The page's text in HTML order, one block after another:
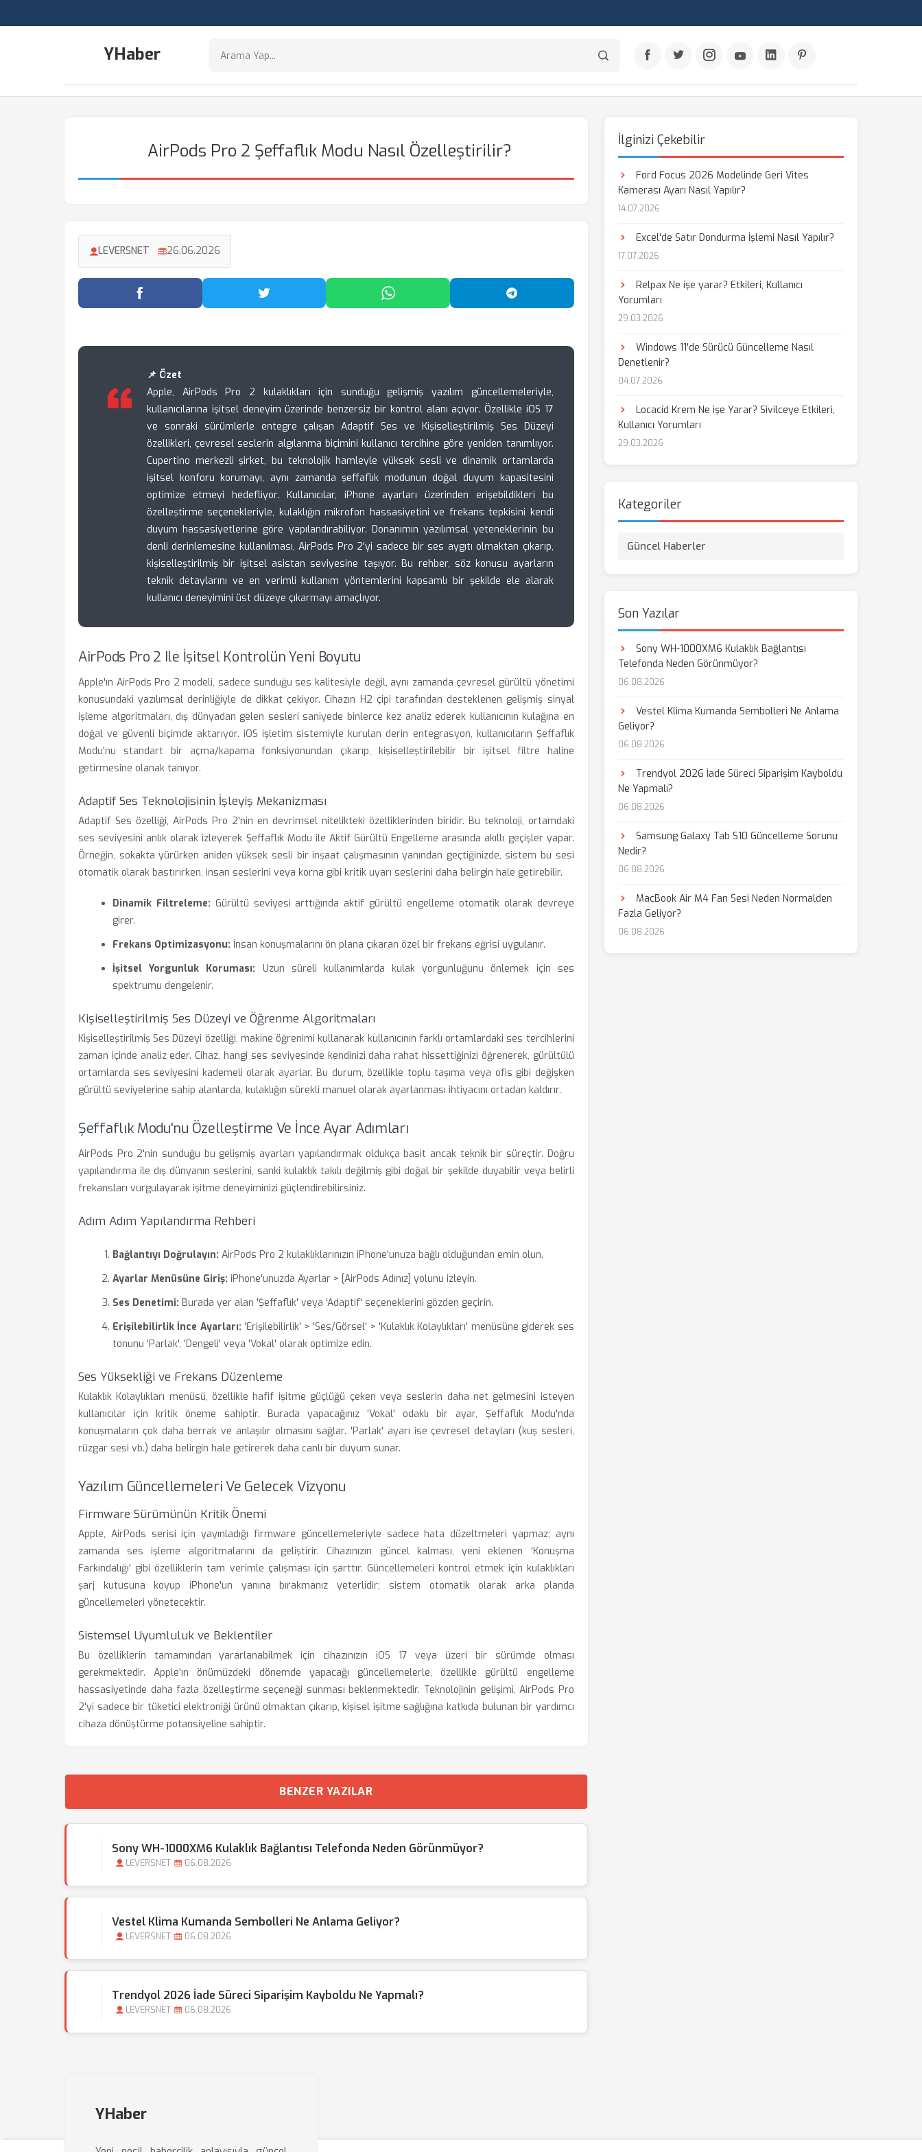
YHaber
AirPods Pro 2 Şeffaflık Modu Nasıl Özelleştirilir?
LEVERSNET 26.06.2026
Facebook'ta Paylaş Twitter'da Paylaş WhatsApp'ta Paylaş Telegram'da Paylaş
📌 Özet
Apple, AirPods Pro 2 kulaklıkları için sunduğu gelişmiş yazılım güncellemeleriyle,
kullanıcılarına işitsel deneyim üzerinde benzersiz bir kontrol alanı açıyor. Özellikle iOS 17
ve sonraki sürümlerle entegre çalışan Adaptif Ses ve Kişiselleştirilmiş Ses Düzeyi
özellikleri, çevresel seslerin algılanma biçimini kullanıcı tercihine göre yeniden tanımlıyor.
Cupertino merkezli şirket, bu teknolojik hamleyle yüksek sesli ve dinamik ortamlarda
işitsel konforu korumayı, aynı zamanda şeffaflık modunun doğal duyum kapasitesini
optimize etmeyi hedefliyor. Kullanıcılar, iPhone ayarları üzerinden erişebildikleri bu
özelleştirme seçenekleriyle, kulaklığın mikrofon hassasiyetini ve frekans tepkisini kendi
duyum hassasiyetlerine göre yapılandırabiliyor. Donanımın yazılımsal yeteneklerinin bu
denli derinlemesine kullanılması, AirPods Pro 2'yi sadece bir ses aygıtı olmaktan çıkarıp,
kişiselleştirilmiş bir işitsel asistan seviyesine taşıyor. Bu rehber, söz konusu ayarların
teknik detaylarını ve en verimli kullanım yöntemlerini kapsamlı bir şekilde ele alarak
kullanıcı deneyimini üst düzeye çıkarmayı amaçlıyor.
AirPods Pro 2 Ile İşitsel Kontrolün Yeni Boyutu
Apple'ın AirPods Pro 2 modeli, sadece sunduğu ses kalitesiyle değil, aynı zamanda çevresel gürültü yönetimi
konusundaki yazılımsal derinliğiyle de dikkat çekiyor. Cihazın H2 çipi tarafından desteklenen gelişmiş sinyal
işleme algoritmaları, dış dünyadan gelen sesleri saniyede binlerce kez analiz ederek kullanıcının kulağına en
doğal ve güvenli biçimde aktarıyor. iOS işletim sistemiyle kurulan derin entegrasyon, kullanıcıların Şeffaflık
Modu'nu standart bir açma/kapama fonksiyonundan çıkarıp, kişiselleştirilebilir bir işitsel filtre haline
getirmesine olanak tanıyor.
Adaptif Ses Teknolojisinin İşleyiş Mekanizması
Adaptif Ses özelliği, AirPods Pro 2'nin en devrimsel nitelikteki özelliklerinden biridir. Bu teknoloji, ortamdaki
ses seviyesini anlık olarak izleyerek Şeffaflık Modu ile Aktif Gürültü Engelleme arasında akıllı geçişler yapar.
Örneğin, sokakta yürürken aniden yüksek sesli bir inşaat çalışmasının yanından geçtiğinizde, sistem bu sesi
otomatik olarak bastırırken, insan seslerini veya korna gibi kritik uyarı seslerini daha belirgin hale getirebilir.
Dinamik Filtreleme: Gürültü seviyesi arttığında aktif gürültü engelleme otomatik olarak devreye
girer.
Frekans Optimizasyonu: İnsan konuşmalarını ön plana çıkaran özel bir frekans eğrisi uygulanır.
İşitsel Yorgunluk Koruması: Uzun süreli kullanımlarda kulak yorgunluğunu önlemek için ses
spektrumu dengelenir.
Kişiselleştirilmiş Ses Düzeyi ve Öğrenme Algoritmaları
Kişiselleştirilmiş Ses Düzeyi özelliği, makine öğrenimi kullanarak kullanıcının farklı ortamlardaki ses tercihlerini
zaman içinde analiz eder. Cihaz, hangi ses seviyesinde kendinizi daha rahat hissettiğinizi öğrenerek, gürültülü
ortamlarda ses seviyesini kademeli olarak ayarlar. Bu durum, özellikle toplu taşıma veya ofis gibi değişken
gürültü seviyelerine sahip alanlarda, kulaklığın sürekli manuel olarak ayarlanması ihtiyacını ortadan kaldırır.
Şeffaflık Modu'nu Özelleştirme Ve İnce Ayar Adımları
AirPods Pro 2'nin sunduğu bu gelişmiş ayarları yapılandırmak oldukça basit ancak teknik bir süreçtir. Doğru
yapılandırma ile dış dünyanın seslerini, sanki kulaklık takılı değilmiş gibi doğal bir şekilde duyabilir veya belirli
frekansları vurgulayarak işitme deneyiminizi güçlendirebilirsiniz.
Adım Adım Yapılandırma Rehberi
Bağlantıyı Doğrulayın: AirPods Pro 2 kulaklıklarınızın iPhone'unuza bağlı olduğundan emin olun.
Ayarlar Menüsüne Giriş: iPhone'unuzda Ayarlar > [AirPods Adınız] yolunu izleyin.
Ses Denetimi: Burada yer alan 'Şeffaflık' veya 'Adaptif' seçeneklerini gözden geçirin.
Erişilebilirlik İnce Ayarları: 'Erişilebilirlik' > 'Ses/Görsel' > 'Kulaklık Kolaylıkları' menüsüne giderek ses
tonunu 'Parlak', 'Dengeli' veya 'Vokal' olarak optimize edin.
Ses Yüksekliği ve Frekans Düzenleme
Kulaklık Kolaylıkları menüsü, özellikle hafif işitme güçlüğü çeken veya seslerin daha net gelmesini isteyen
kullanıcılar için kritik öneme sahiptir. Burada yapacağınız 'Vokal' odaklı bir ayar, Şeffaflık Modu'nda
konuşmaların çok daha berrak ve anlaşılır olmasını sağlar. 'Parlak' ayarı ise çevresel detayları (kuş sesleri,
rüzgar sesi vb.) daha belirgin hale getirerek daha canlı bir duyum sunar.
Yazılım Güncellemeleri Ve Gelecek Vizyonu
Firmware Sürümünün Kritik Önemi
Apple, AirPods serisi için yayınladığı firmware güncellemeleriyle sadece hata düzeltmeleri yapmaz; aynı
zamanda ses işleme algoritmalarını da geliştirir. Cihazınızın güncel kalması, yeni eklenen 'Konuşma
Farkındalığı' gibi özelliklerin tam verimle çalışması için şarttır. Güncellemeleri kontrol etmek için kulaklıkları
şarj kutusuna koyup iPhone'un yanına bırakmanız yeterlidir; sistem otomatik olarak arka planda
güncellemeleri yönetecektir.
Sistemsel Uyumluluk ve Beklentiler
Bu özelliklerin tamamından yararlanabilmek için cihazınızın iOS 17 veya üzeri bir sürümde olması
gerekmektedir. Apple'ın önümüzdeki dönemde yapacağı güncellemelerle, özellikle gürültü engelleme
hassasiyetinde daha fazla özelleştirme seçeneği sunması beklenmektedir. Teknolojinin gelişimi, AirPods Pro
2'yi sadece bir tüketici elektroniği ürünü olmaktan çıkarıp, kişisel işitme sağlığına katkıda bulunan bir yardımcı
cihaza dönüştürme potansiyeline sahiptir.
BENZER YAZILAR
Sony WH-1000XM6 Kulaklık Bağlantısı Telefonda Neden Görünmüyor?
LEVERSNET 06.08.2026
Vestel Klima Kumanda Sembolleri Ne Anlama Geliyor?
LEVERSNET 06.08.2026
Trendyol 2026 İade Süreci Siparişim Kayboldu Ne Yapmalı?
LEVERSNET 06.08.2026
İlginizi Çekebilir
Ford Focus 2026 Modelinde Geri Vites
Kamerası Ayarı Nasıl Yapılır?
14.07.2026
Excel'de Satır Dondurma İşlemi Nasıl Yapılır?
17.07.2026
Relpax Ne işe yarar? Etkileri, Kullanıcı
Yorumları
29.03.2026
Windows 11'de Sürücü Güncelleme Nasıl
Denetlenir?
04.07.2026
Locacid Krem Ne işe Yarar? Sivilceye Etkileri,
Kullanıcı Yorumları
29.03.2026
Kategoriler
Güncel Haberler
Son Yazılar
Sony WH-1000XM6 Kulaklık Bağlantısı
Telefonda Neden Görünmüyor?
06.08.2026
Vestel Klima Kumanda Sembolleri Ne Anlama
Geliyor?
06.08.2026
Trendyol 2026 İade Süreci Siparişim Kayboldu
Ne Yapmalı?
06.08.2026
Samsung Galaxy Tab S10 Güncelleme Sorunu
Nedir?
06.08.2026
MacBook Air M4 Fan Sesi Neden Normalden
Fazla Geliyor?
06.08.2026
YHaber